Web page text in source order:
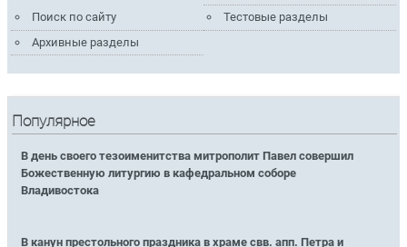
Поиск по сайту
Тестовые разделы
Архивные разделы
Популярное
В день своего тезоименитства митрополит Павел совершил
Божественную литургию в кафедральном соборе
Владивостока
В канун престольного праздника в храме свв. апп. Петра и